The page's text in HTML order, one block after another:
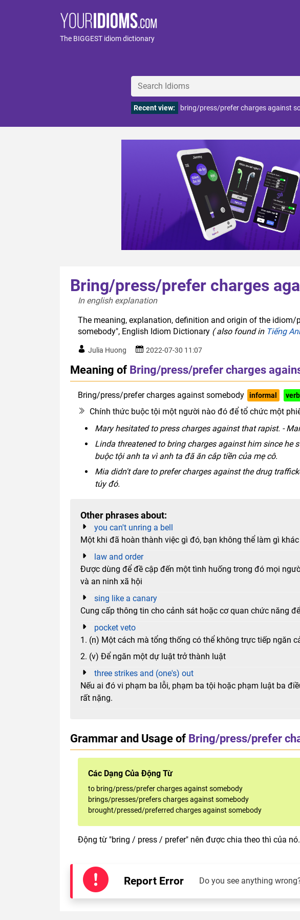
The BIGGEST idiom dictionary
Recent view: bring/press/prefer charges against
Bring/press/prefer charges
In english explanation
The meaning, explanation, definition and origin of the
somebody", English Idiom Dictionary ( also found in Tiếng
Julia Huong 2022-07-30 11:07
Meaning of Bring/press/prefer charges
Bring/press/prefer charges against somebody informal
Chính thức buộc tội một người nào đó để tổ chức một
Mary hesitated to press charges against that rapist. -
Linda threatened to bring charges against him since he
buộc tội anh ta vì anh ta đã ăn cắp tiền của mẹ cô.
Mia didn't dare to prefer charges against the drug
túy đó.
Other phrases about:
you can't unring a bell
Một khi đã hoàn thành việc gì đó, bạn không thể làm gì
law and order
Được dùng để đề cập đến một tình huống trong đó mọi
và an ninh xã hội
sing like a canary
Cung cấp thông tin cho cảnh sát hoặc cơ quan chức năng
pocket veto
1. (n) Một cách mà tổng thống có thể không trực tiếp ngăn
2. (v) Để ngăn một dự luật trở thành luật
three strikes and (one's) out
Nếu ai đó vi phạm ba lỗi, phạm ba tội hoặc phạm luật ba
rất nặng.
Grammar and Usage of Bring/press/prefer
Các Dạng Của Động Từ
to bring/press/prefer charges against somebody
brings/presses/prefers charges against somebody
brought/pressed/preferred charges against somebody
Động từ "bring / press / prefer" nên được chia theo thì của nó.
Report Error Do you see anything